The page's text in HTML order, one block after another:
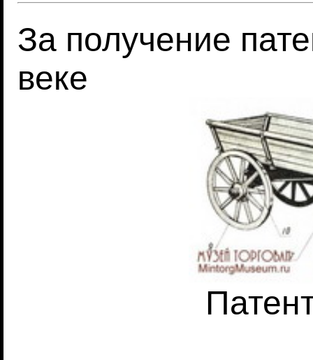
За получение
веке